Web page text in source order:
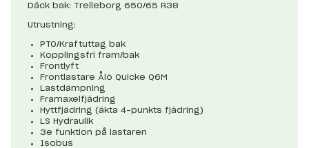
Däck bak: Trelleborg 650/65 R38
Utrustning:
PTO/Kraftuttag bak
Kopplingsfri fram/bak
Frontlyft
Frontlastare Ålö Quicke Q6M
Lastdämpning
Framaxelfjädring
Hyttfjädring (äkta 4-punkts fjädring)
LS Hydraulik
3e funktion på lastaren
Isobus